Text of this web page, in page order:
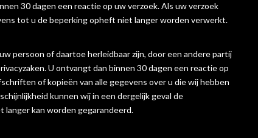
30 dagen een reactie op uw verzoek. Als uw verzoek
tot u de beperking opheft niet langer worden verwerkt.
persoon of daartoe herleidbaar zijn, door een andere partij
U ontvangt dan binnen 30 dagen een reactie op
of kopieën van alle gegevens over u die wij hebben
kunnen wij in een dergelijk geval de
kan worden gegarandeerd.